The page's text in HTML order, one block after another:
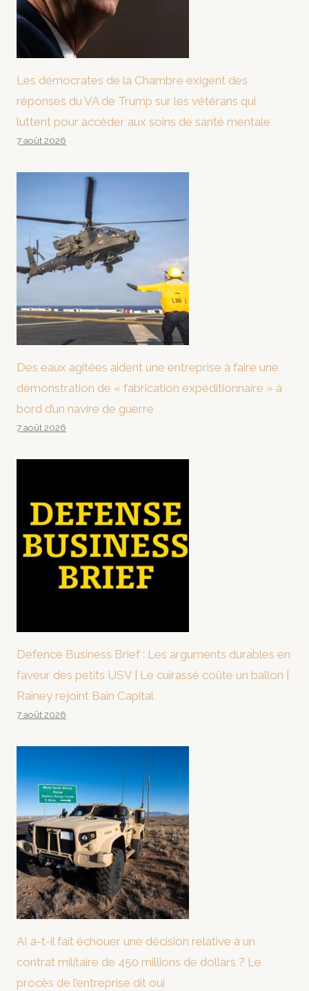
Les démocrates de la Chambre exigent des
réponses du VA de Trump sur les vétérans qui
luttent pour accéder aux soins de santé mentale
7 août 2026
Des eaux agitées aident une entreprise à faire une
démonstration de « fabrication expéditionnaire » à
bord d’un navire de guerre
7 août 2026
Defence Business Brief : Les arguments durables en
faveur des petits USV | Le cuirassé coûte un ballon |
Rainey rejoint Bain Capital
7 août 2026
AI a-t-il fait échouer une décision relative à un
contrat militaire de 450 millions de dollars ? Le
procès de l’entreprise dit oui